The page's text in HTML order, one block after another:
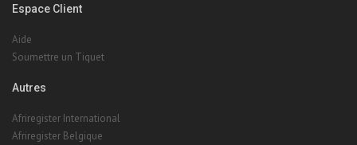
Espace Client
Aide
Soumettre un Tiquet
Autres
Afriregister International
Afriregister Belgique